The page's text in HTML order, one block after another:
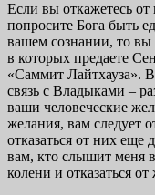
Если вы откажетесь от
попросите Бога быть
вашем сознании, то вы
в которых предаете
«Саммит Лайтхауза».
связь с Владыками –
ваши человеческие
желания, вам следует
отказаться от них еще
вам, кто слышит меня
колени и отказаться